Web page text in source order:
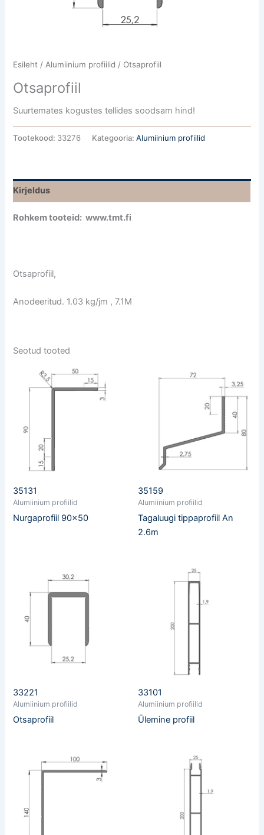
Esileht /Alumiinium profiilid / Otsaprofiil
Otsaprofiil
Suurtemates kogustes tellides soodsam hind!
Tootekood: 33276 Kategooria:Alumiinium profiilid
Kirjeldus
Rohkem tooteid: www.tmt.fi
Otsaprofiil,
Anodeeritud. 1.03 kg/jm , 7.1M
Seotud tooted
35131
Alumiinium profiilid
Nurgaprofiil 90×50
35159
Alumiinium profiilid
Tagaluugi tippaprofiil An
2.6m
33221
Alumiinium profiilid
Otsaprofiil
33101
Alumiinium profiilid
Ülemine profiil